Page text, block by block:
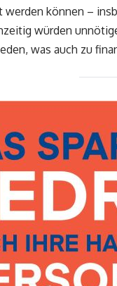
werden können –
würden
was auch zu